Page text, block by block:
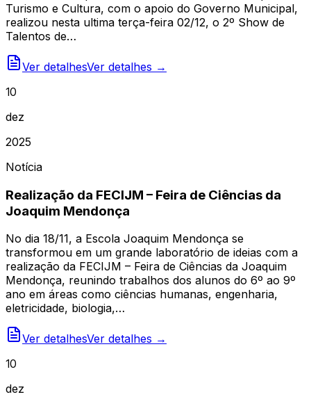
Turismo e Cultura, com o apoio do Governo Municipal,
realizou nesta ultima terça-feira 02/12, o 2º Show de
Talentos de…
Ver detalhesVer detalhes →
10
dez
2025
Notícia
Realização da FECIJM – Feira de Ciências da
Joaquim Mendonça
No dia 18/11, a Escola Joaquim Mendonça se
transformou em um grande laboratório de ideias com a
realização da FECIJM – Feira de Ciências da Joaquim
Mendonça, reunindo trabalhos dos alunos do 6º ao 9º
ano em áreas como ciências humanas, engenharia,
eletricidade, biologia,…
Ver detalhesVer detalhes →
10
dez